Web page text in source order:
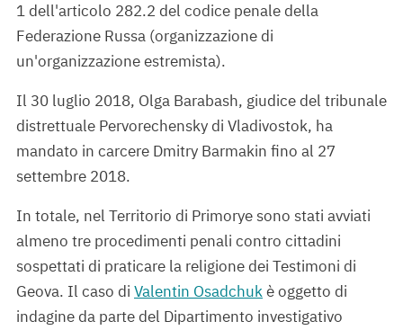
1 dell'articolo 282.2 del codice penale della
Federazione Russa (organizzazione di
un'organizzazione estremista).
Il 30 luglio 2018, Olga Barabash, giudice del tribunale
distrettuale Pervorechensky di Vladivostok, ha
mandato in carcere Dmitry Barmakin fino al 27
settembre 2018.
In totale, nel Territorio di Primorye sono stati avviati
almeno tre procedimenti penali contro cittadini
sospettati di praticare la religione dei Testimoni di
Geova. Il caso di Valentin Osadchukè oggetto di
indagine da parte del Dipartimento investigativo